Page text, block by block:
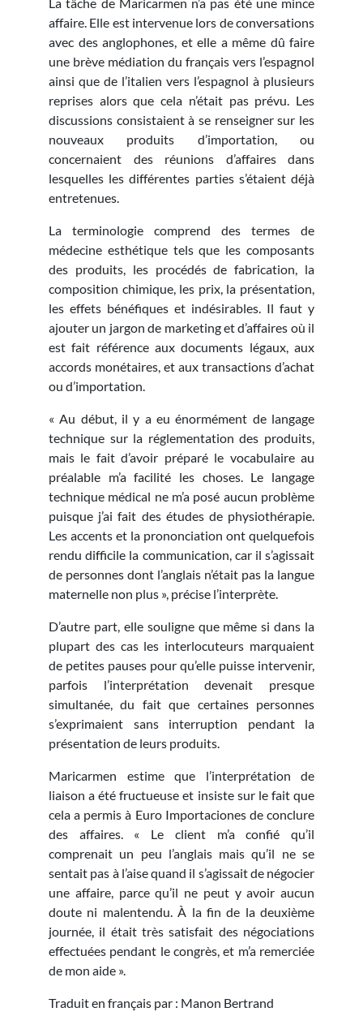
affaire. Elle est intervenue lors de conversations
avec des anglophones, et elle a même dû faire
une brève médiation du français vers l’espagnol
ainsi que de l’italien vers l’espagnol à plusieurs
reprises alors que cela n’était pas prévu. Les
discussions consistaient à se renseigner sur les
nouveaux produits d’importation, ou
concernaient des réunions d’affaires dans
lesquelles les différentes parties s’étaient déjà
entretenues.
La terminologie comprend des termes de
médecine esthétique tels que les composants
des produits, les procédés de fabrication, la
composition chimique, les prix, la présentation,
les effets bénéfiques et indésirables. Il faut y
ajouter un jargon de marketing et d’affaires où il
est fait référence aux documents légaux, aux
accords monétaires, et aux transactions d’achat
ou d’importation.
« Au début, il y a eu énormément de langage
technique sur la réglementation des produits,
mais le fait d’avoir préparé le vocabulaire au
préalable m’a facilité les choses. Le langage
technique médical ne m’a posé aucun problème
puisque j’ai fait des études de physiothérapie.
Les accents et la prononciation ont quelquefois
rendu difficile la communication, car il s’agissait
de personnes dont l’anglais n’était pas la langue
maternelle non plus », précise l’interprète.
D’autre part, elle souligne que même si dans la
plupart des cas les interlocuteurs marquaient
de petites pauses pour qu’elle puisse intervenir,
parfois l’interprétation devenait presque
simultanée, du fait que certaines personnes
s’exprimaient sans interruption pendant la
présentation de leurs produits.
Maricarmen estime que l’interprétation de
liaison a été fructueuse et insiste sur le fait que
cela a permis à Euro Importaciones de conclure
des affaires. « Le client m’a confié qu’il
comprenait un peu l’anglais mais qu’il ne se
sentait pas à l’aise quand il s’agissait de négocier
une affaire, parce qu’il ne peut y avoir aucun
doute ni malentendu. À la fin de la deuxième
journée, il était très satisfait des négociations
effectuées pendant le congrès, et m’a remerciée
de mon aide ».
Traduit en français par : Manon Bertrand